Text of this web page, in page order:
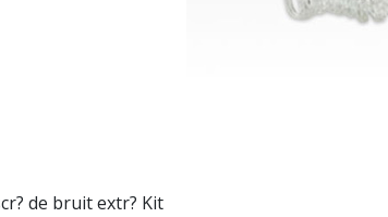
de bruit extr? Kit